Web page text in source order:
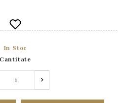
In Stoc
Cantitate